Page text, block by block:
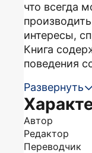
что всегда
интересы,
Книга
поведения
Развернуть
Автор
Редактор
Переводчик